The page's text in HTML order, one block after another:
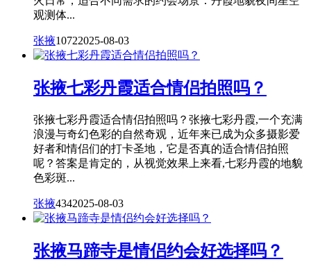
观测体...
张掖10722025-08-03
张掖七彩丹霞适合情侣拍照吗？
张掖七彩丹霞适合情侣拍照吗？张掖七彩丹霞,一个充满
浪漫与奇幻色彩的自然奇观，近年来已成为众多摄影爱
好者和情侣们的打卡圣地，它是否真的适合情侣拍照
呢？答案是肯定的，从视觉效果上来看,七彩丹霞的地貌
色彩斑...
张掖4342025-08-03
张掖马蹄寺是情侣约会好选择吗？